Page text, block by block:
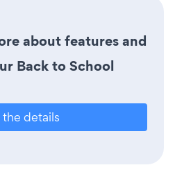
about features and
Back to School
the details